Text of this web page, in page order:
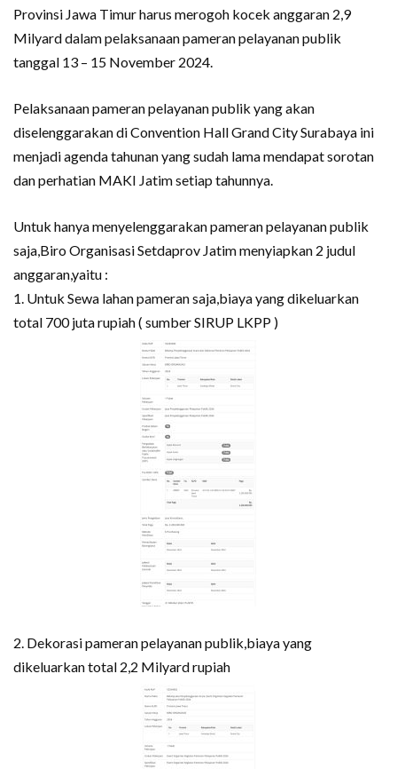
Provinsi Jawa Timur harus merogoh kocek anggaran 2,9
Milyard dalam pelaksanaan pameran pelayanan publik
tanggal 13 – 15 November 2024.
Pelaksanaan pameran pelayanan publik yang akan
diselenggarakan di Convention Hall Grand City Surabaya ini
menjadi agenda tahunan yang sudah lama mendapat sorotan
dan perhatian MAKI Jatim setiap tahunnya.
Untuk hanya menyelenggarakan pameran pelayanan publik
saja,Biro Organisasi Setdaprov Jatim menyiapkan 2 judul
anggaran,yaitu :
1. Untuk Sewa lahan pameran saja,biaya yang dikeluarkan
total 700 juta rupiah ( sumber SIRUP LKPP )
2. Dekorasi pameran pelayanan publik,biaya yang
dikeluarkan total 2,2 Milyard rupiah